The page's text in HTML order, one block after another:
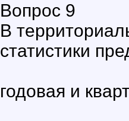
Вопрос 9
В
статистики
годовая и